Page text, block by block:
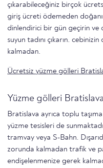
çıkarabileceğiniz birçok
giriş ücreti ödemeden
dinlendirici bir gün geçirin ve
suyun tadını çıkarın.
kalmadan.
Ücretsiz yüzme gölleri
Yüzme gölleri
Bratislava ayrıca toplu
yüzme tesisleri de
tramvay veya S-Bahn.
zorunda kalmadan trafik ve
endişelenmenize gerek